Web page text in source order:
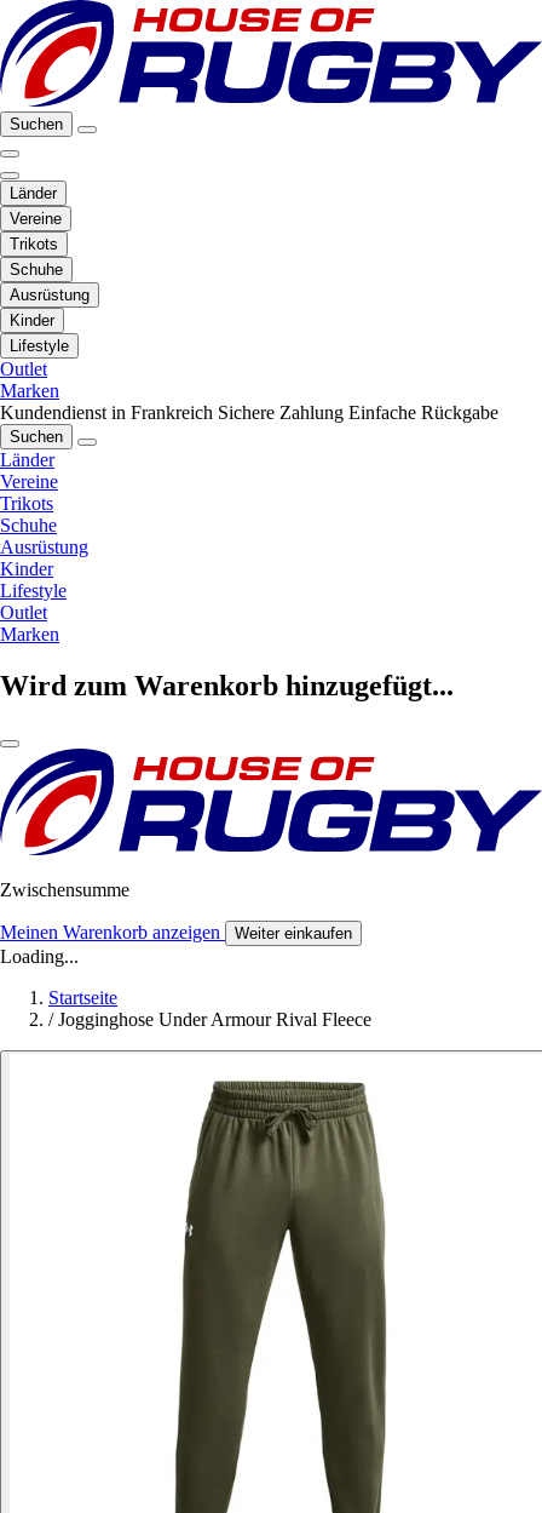
Suchen
Länder
Vereine
Trikots
Schuhe
Ausrüstung
Kinder
Lifestyle
Outlet
Marken
Kundendienst in Frankreich Sichere Zahlung Einfache Rückgabe
Suchen
Länder
Vereine
Trikots
Schuhe
Ausrüstung
Kinder
Lifestyle
Outlet
Marken
Wird zum Warenkorb hinzugefügt...
Zwischensumme
Meinen Warenkorb anzeigen Weiter einkaufen
Loading...
Startseite
/ Jogginghose Under Armour Rival Fleece